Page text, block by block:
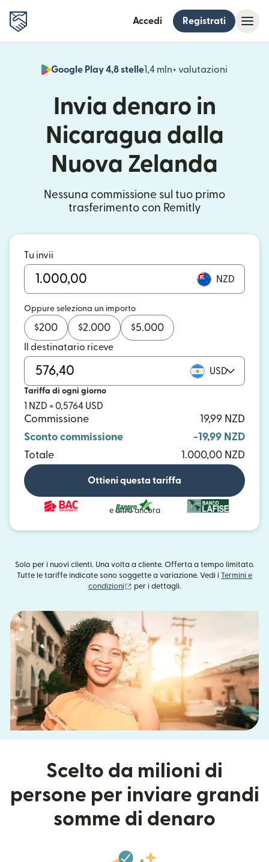
Accedi Registrati
Google Play 4,8 stelle1,4 mln+ valutazioni
Invia denaro in
Nicaragua dalla
Nuova Zelanda
Nessuna commissione sul tuo primo
trasferimento con Remitly
Tu invii
NZD
Oppure seleziona un importo
$200 $2.000 $5.000
Il destinatario riceve
USD
Tariffa di ogni giorno
1 NZD = 0,5764 USD
Commissione
19,99 NZD
Sconto commissione
-19,99 NZD
Totale
1.000,00 NZD
Ottieni questa tariffa
e altro ancora
Solo per i nuovi clienti. Una volta a cliente. Offerta a tempo limitato.
Tutte le tariffe indicate sono soggette a variazione. Vedi i Termini e
condizioni
(si apre in una nuova finestra)
per i dettagli.
Scelto da milioni di
persone per inviare grandi
somme di denaro